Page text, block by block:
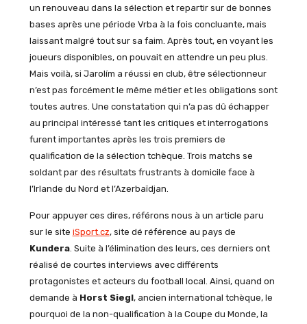
un renouveau dans la sélection et repartir sur de bonnes
bases après une période Vrba à la fois concluante, mais
laissant malgré tout sur sa faim. Après tout, en voyant les
joueurs disponibles, on pouvait en attendre un peu plus.
Mais voilà, si Jarolím a réussi en club, être sélectionneur
n’est pas forcément le même métier et les obligations sont
toutes autres. Une constatation qui n’a pas dû échapper
au principal intéressé tant les critiques et interrogations
furent importantes après les trois premiers de
qualification de la sélection tchèque. Trois matchs se
soldant par des résultats frustrants à domicile face à
l’Irlande du Nord et l’Azerbaïdjan.
Pour appuyer ces dires, référons nous à un article paru
sur le site iSport.cz, site dé référence au pays de
Kundera. Suite à l’élimination des leurs, ces derniers ont
réalisé de courtes interviews avec différents
protagonistes et acteurs du football local. Ainsi, quand on
demande à Horst Siegl, ancien international tchèque, le
pourquoi de la non-qualification à la Coupe du Monde, la